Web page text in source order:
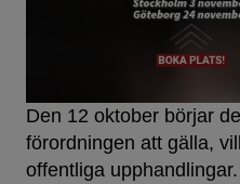
Den 12 oktober börjar
förordningen att gälla,
offentliga upphandlingar.